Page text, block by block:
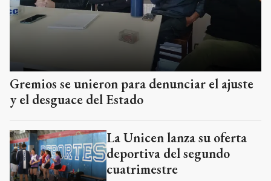
Gremios se unieron para denunciar el ajuste
y el desguace del Estado
La Unicen lanza su oferta
deportiva del segundo
cuatrimestre